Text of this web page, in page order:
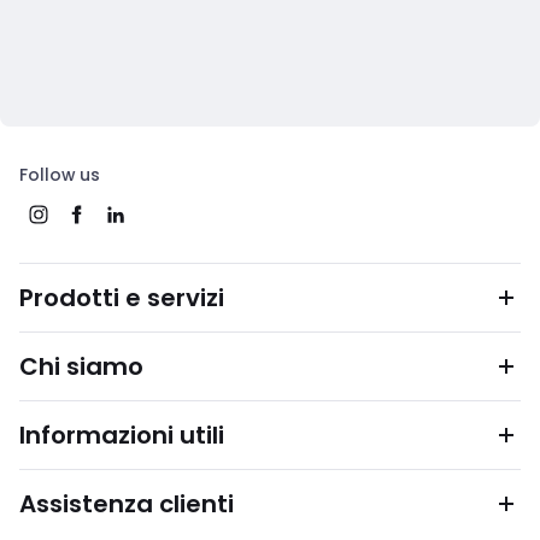
Follow us
Prodotti e servizi
Chi siamo
Informazioni utili
Assistenza clienti